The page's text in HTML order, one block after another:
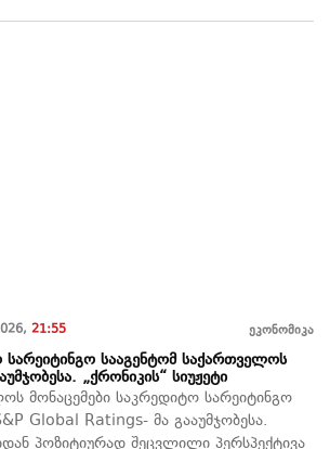
21:55 ეკონომიკა
სააგენტომ საქართველოს
„ქრონიკის“ სიუჟეტი
მონაცემები საკრედიტო სარეიტინგო
Global Ratings- მა გააუმჯობესა.
პოზიტიურად შეცვლილი პერსპექტივა